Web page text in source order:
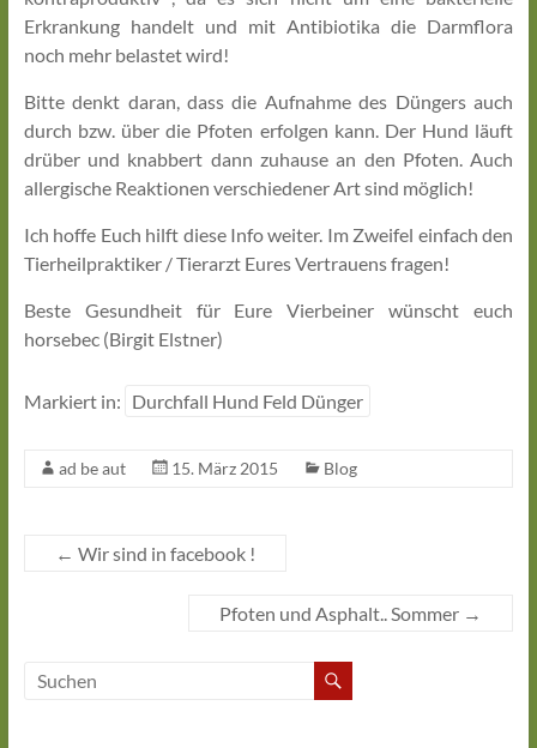
Erkrankung handelt und mit Antibiotika die Darmflora
noch mehr belastet wird!
Bitte denkt daran, dass die Aufnahme des Düngers auch
durch bzw. über die Pfoten erfolgen kann. Der Hund läuft
drüber und knabbert dann zuhause an den Pfoten. Auch
allergische Reaktionen verschiedener Art sind möglich!
Ich hoffe Euch hilft diese Info weiter. Im Zweifel einfach den
Tierheilpraktiker / Tierarzt Eures Vertrauens fragen!
Beste Gesundheit für Eure Vierbeiner wünscht euch
horsebec (Birgit Elstner)
Markiert in: Durchfall Hund Feld Dünger
ad be aut 15. März 2015 Blog
← Wir sind in facebook !
Pfoten und Asphalt.. Sommer →